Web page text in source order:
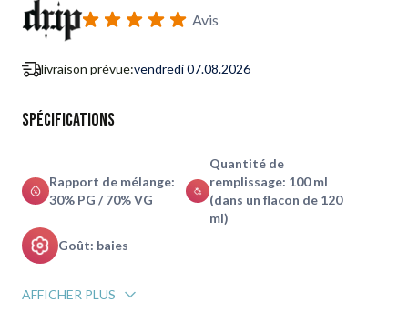
Avis
livraison prévue:vendredi 07.08.2026
Spécifications
Rapport de mélange:
30% PG / 70% VG
Quantité de
remplissage: 100 ml
(dans un flacon de 120
ml)
Goût: baies
AFFICHER PLUS